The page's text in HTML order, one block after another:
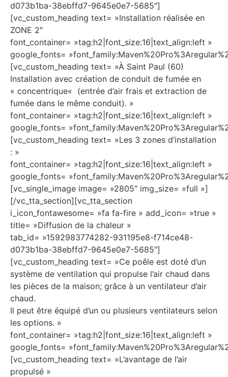
d073b1ba-38ebffd7-9645e0e7-5685″]
[vc_custom_heading text= »Installation réalisée en
ZONE 2″
font_container= »tag:h2|font_size:16|text_align:left »
google_fonts=
[vc_custom_heading text= »À Saint Paul (60)
Installation avec création de conduit de fumée en
« concentrique« (entrée d’air frais et extraction de
fumée dans le même conduit). »
font_container= »tag:h2|font_size:16|text_align:left »
google_fonts=
[vc_custom_heading text= »Les 3 zones d’installation
: »
font_container= »tag:h2|font_size:16|text_align:left »
google_fonts=
[vc_single_image image= »2805″ img_size= »full »]
[/vc_tta_section][vc_tta_section
i_icon_fontawesome= »fa fa-fire » add_icon= »true »
title= »Diffusion de la chaleur »
tab_id= »1592983774282-931195e8-f714ce48-
d073b1ba-38ebffd7-9645e0e7-5685″]
[vc_custom_heading text= »Ce poêle est doté d’un
système de ventilation qui propulse l’air chaud dans
les pièces de la maison; grâce à un ventilateur d’air
chaud.
Il peut être équipé d’un ou plusieurs ventilateurs selon
les options. »
font_container= »tag:h2|font_size:16|text_align:left »
google_fonts=
[vc_custom_heading text= »L’avantage de l’air
propulsé »